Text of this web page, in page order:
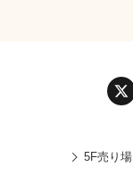
5F売り場